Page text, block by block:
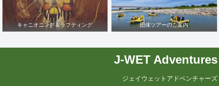
キャニオニング＆ラフティング 団体ツアーのご案内
J-WET Adventures
ジェイウェットアドベンチャーズ